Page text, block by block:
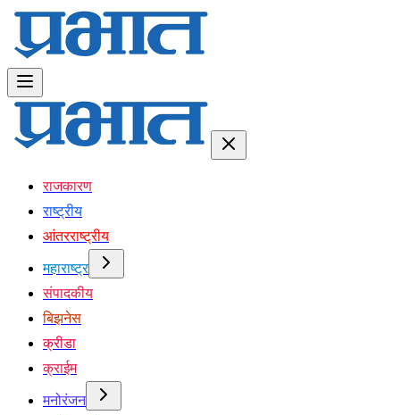
राजकारण
राष्ट्रीय
आंतरराष्ट्रीय
महाराष्ट्र
संपादकीय
बिझनेस
क्रीडा
क्राईम
मनोरंजन